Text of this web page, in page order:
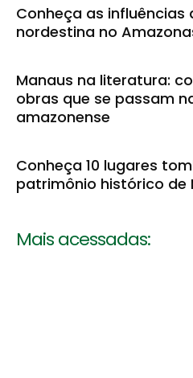
Conheça as influências
nordestina no
Manaus na literatura:
obras que se passam
amazonense
Conheça 10 lugares
patrimônio histórico de
Mais acessadas: